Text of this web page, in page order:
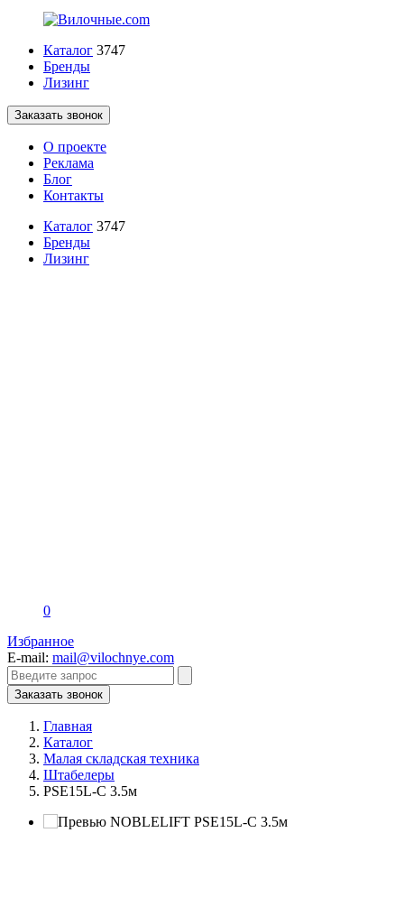
Каталог 3747
Бренды
Лизинг
Заказать звонок
О проекте
Реклама
Блог
Контакты
Каталог 3747
Бренды
Лизинг
0
Избранное
E-mail: mail@vilochnye.com
Заказать звонок
Главная
Каталог
Малая складская техника
Штабелеры
PSE15L-C 3.5м